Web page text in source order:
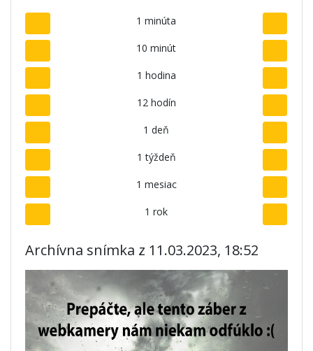
1 minúta
10 minút
1 hodina
12 hodín
1 deň
1 týždeň
1 mesiac
1 rok
Archívna snímka z 11.03.2023, 18:52